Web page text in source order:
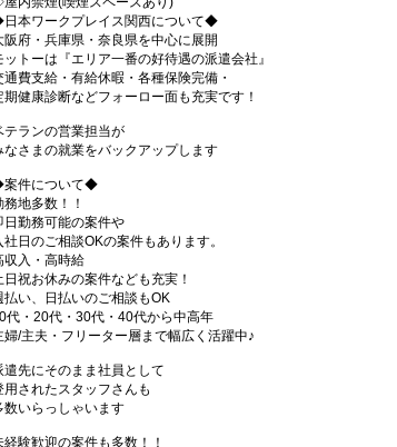
本ワークプレイス関西について◆
阪府・兵庫県・奈良県を中心に展開
ットーは『エリア一番の好待遇の派遣会社』
通費支給・有給休暇・各種保険完備・
期健康診断などフォーロー面も充実です！
テランの営業担当が
なさまの就業をバックアップします
件について◆
務地多数！！
日勤務可能の案件や
社日のご相談OKの案件もあります。
収入・高時給
日祝お休みの案件なども充実！
払い、日払いのご相談もOK
代・20代・30代・40代から中高年
婦/主夫・フリーター層まで幅広く活躍中♪
遣先にそのまま社員として
用されたスタッフさんも
数いらっしゃいます
経験歓迎の案件も多数！！